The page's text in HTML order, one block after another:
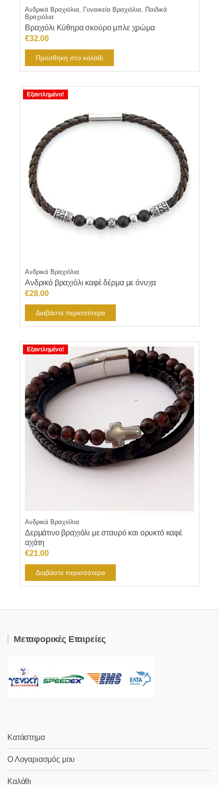
Ανδρικά Βραχιόλια, Γυναικεία Βραχιόλια, Παιδικά
Βραχιόλια
Βραχιόλι Κύθηρα σκούρο μπλε χρώμα
€32.00
Προσθήκη στο καλάθι
Εξαντλημένο!
Ανδρικά Βραχιόλια
Ανδρικό βραχιόλι καφέ δέρμα με όνυχα
€28.00
Διαβάστε περισσότερα
Εξαντλημένο!
Ανδρικά Βραχιόλια
Δερμάτινο βραχιόλι με σταυρό και ορυκτό καφέ
αχάτη
€21.00
Διαβάστε περισσότερα
Μεταφορικές Εταιρείες
Κατάστημα
Ο Λογαριασμός μου
Καλάθι